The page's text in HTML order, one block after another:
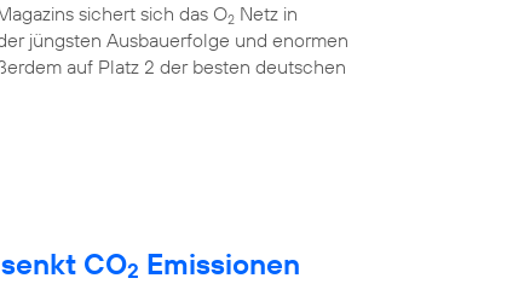
sichert sich das O2 Netz in
jüngsten Ausbauerfolge und enormen
auf Platz 2 der besten deutschen
CO2 Emissionen